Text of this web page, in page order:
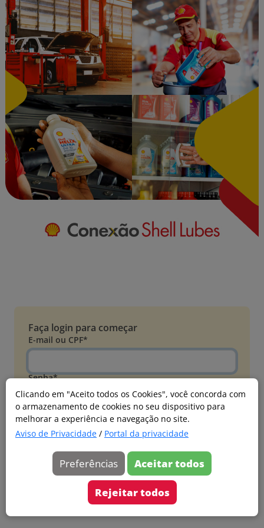
Clicando em "Aceito todos os Cookies", você concorda com
o armazenamento de cookies no seu dispositivo para
melhorar a experiência e navegação no site.
Aviso de Privacidade / Portal da privacidade
Preferências Aceitar todos
Rejeitar todos
Faça login para começar
E-mail ou CPF*
Senha*
Esqueci minha senha
Entrar
Acessar com Microsoft
Ainda não faz parte?
Cadastre-se
Versão 20260805.7